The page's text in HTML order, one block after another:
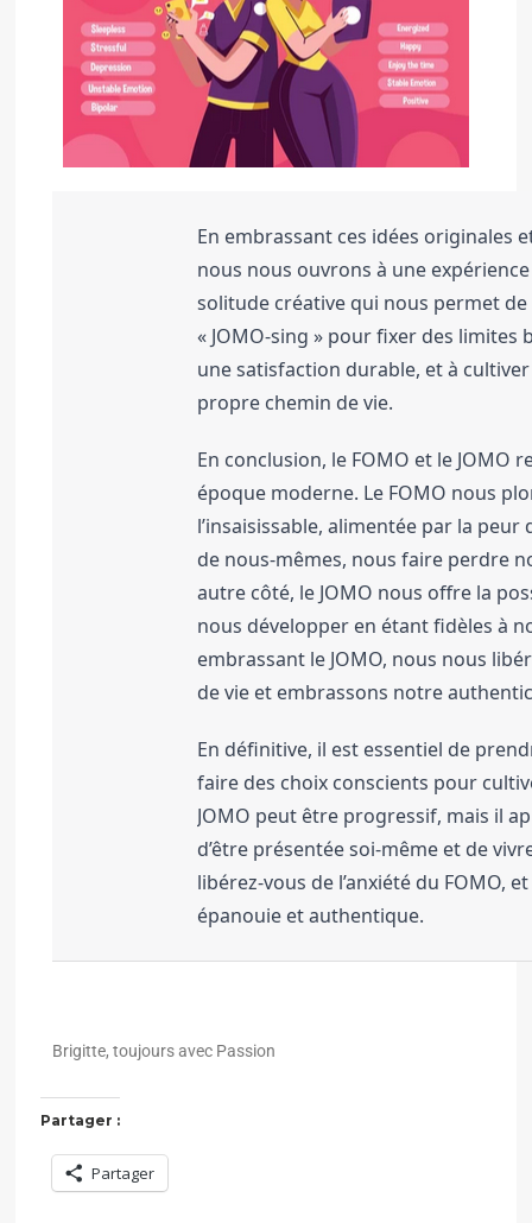
En embrassant ces idées originales
nous nous ouvrons à une
solitude créative qui nous permet
« JOMO-sing » pour fixer des
une satisfaction durable, et à
propre chemin de vie.
En conclusion, le FOMO et le
époque moderne. Le FOMO nous
l’insaisissable, alimentée par la
de nous-mêmes, nous faire perdre
autre côté, le JOMO nous offre la
nous développer en étant fidèles à
embrassant le JOMO, nous nous
de vie et embrassons notre
En définitive, il est essentiel de
faire des choix conscients pour
JOMO peut être progressif, mais il
d’être présentée soi-même et de
libérez-vous de l’anxiété du FOMO,
épanouie et authentique.
Brigitte, toujours avec Passion
Partager :
Partager